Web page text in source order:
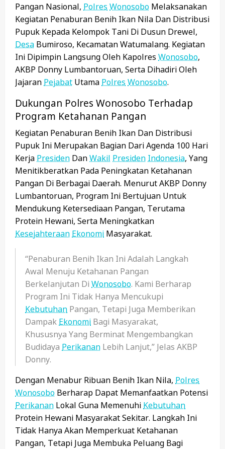
Pangan Nasional, Polres Wonosobo Melaksanakan
Kegiatan Penaburan Benih Ikan Nila Dan Distribusi
Pupuk Kepada Kelompok Tani Di Dusun Drewel,
Desa Bumiroso, Kecamatan Watumalang. Kegiatan
Ini Dipimpin Langsung Oleh Kapolres Wonosobo,
AKBP Donny Lumbantoruan, Serta Dihadiri Oleh
Jajaran Pejabat Utama Polres Wonosobo.
Dukungan Polres Wonosobo Terhadap
Program Ketahanan Pangan
Kegiatan Penaburan Benih Ikan Dan Distribusi
Pupuk Ini Merupakan Bagian Dari Agenda 100 Hari
Kerja Presiden DanWakil Presiden Indonesia, Yang
Menitikberatkan Pada Peningkatan Ketahanan
Pangan Di Berbagai Daerah. Menurut AKBP Donny
Lumbantoruan, Program Ini Bertujuan Untuk
Mendukung Ketersediaan Pangan, Terutama
Protein Hewani, Serta Meningkatkan
Kesejahteraan Ekonomi Masyarakat.
“Penaburan Benih Ikan Ini Adalah Langkah
Awal Menuju Ketahanan Pangan
Berkelanjutan Di Wonosobo. Kami Berharap
Program Ini Tidak Hanya Mencukupi
Kebutuhan Pangan, Tetapi Juga Memberikan
Dampak Ekonomi Bagi Masyarakat,
Khususnya Yang Berminat Mengembangkan
Budidaya Perikanan Lebih Lanjut,” Jelas AKBP
Donny.
Dengan Menabur Ribuan Benih Ikan Nila, Polres
Wonosobo Berharap Dapat Memanfaatkan Potensi
Perikanan Lokal Guna Memenuhi Kebutuhan
Protein Hewani Masyarakat Sekitar. Langkah Ini
Tidak Hanya Akan Memperkuat Ketahanan
Pangan, Tetapi Juga Membuka Peluang Bagi